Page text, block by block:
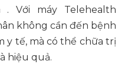
Với máy Telehealth
không cần đến bệnh
y tế, mà có thể chữa trị
hiệu quả.